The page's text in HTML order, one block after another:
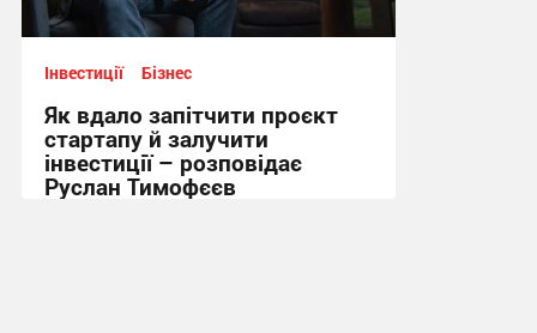
Інвестиції Бізнес
Як вдало запітчити проєкт
стартапу й залучити
інвестиції – розповідає
Руслан Тимофєєв